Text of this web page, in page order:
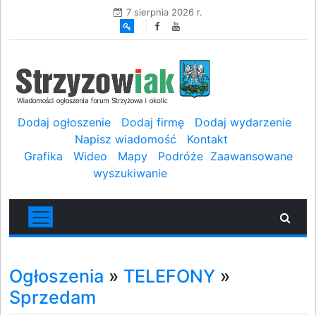
7 sierpnia 2026 r.
Dodaj ogłoszenie Dodaj firmę
Dodaj wydarzenie
Napisz wiadomość
Kontakt
Grafika
Wideo Mapy Podróże Zaawansowane
wyszukiwanie
Ogłoszenia » TELEFONY »
Sprzedam